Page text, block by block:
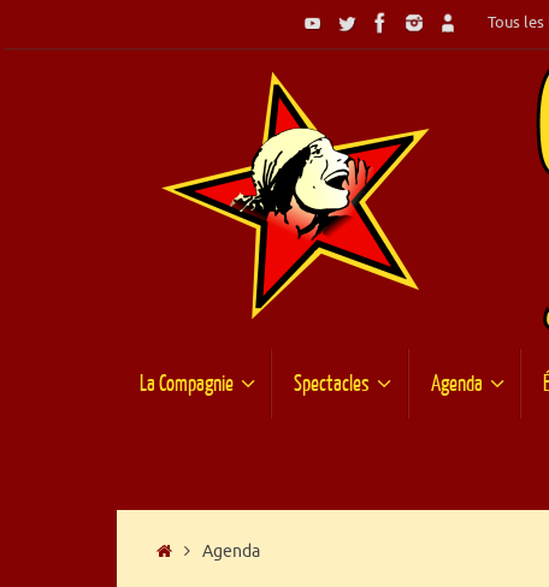
Tous
La Compagnie Spectacles Agenda
Accueil
Agenda